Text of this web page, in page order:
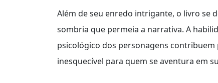
Além de seu enredo intrigante, o livro se
sombria que permeia a narrativa. A
psicológico dos personagens
inesquecível para quem se aventura em